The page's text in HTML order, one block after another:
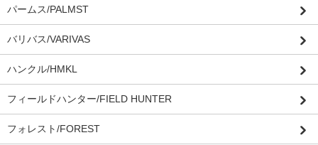
パームス/PALMST
バリバス/VARIVAS
ハンクル/HMKL
フィールドハンター/FIELD HUNTER
フォレスト/FOREST